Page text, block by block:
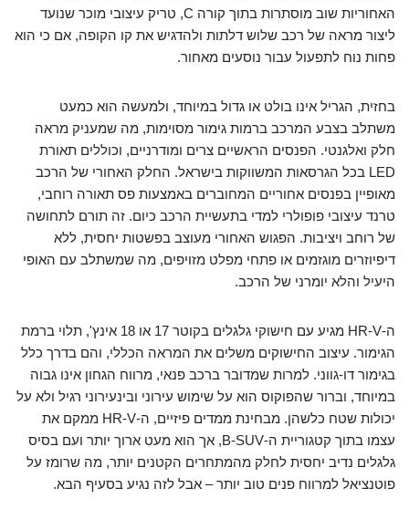
האחוריות שוב מוסתרות בתוך קורה C, טריק עיצובי מוכר שנועד
ליצור מראה של רכב שלוש דלתות ולהדגיש את קו הקופה, אם כי הוא
פחות נוח לתפעול עבור נוסעים מאחור.
בחזית, הגריל אינו בולט או גדול במיוחד, ולמעשה הוא כמעט
משתלב בצבע המרכב ברמות גימור מסוימות, מה שמעניק מראה
חלק ואלגנטי. הפנסים הראשיים צרים ומודרניים, וכוללים תאורת
LED בכל הגרסאות המשווקות בישראל. החלק האחורי של הרכב
מאופיין בפנסים אחוריים המחוברים באמצעות פס תאורה רוחבי,
טרנד עיצובי פופולרי למדי בתעשיית הרכב כיום. זה תורם לתחושה
של רוחב ויציבות. הפגוש האחורי מעוצב בפשטות יחסית, ללא
דיפיוזרים מוגזמים או פתחי מפלט מזויפים, מה שמשתלב עם האופי
היעיל והלא יומרני של הרכב.
ה-HR-V מגיע עם חישוקי גלגלים בקוטר 17 או 18 אינץ', תלוי ברמת
הגימור. עיצוב החישוקים משלים את המראה הכללי, והם בדרך כלל
בגימור דו-גווני. למרות שמדובר ברכב פנאי, מרווח הגחון אינו גבוה
במיוחד, וברור שהפוקוס הוא על שימוש עירוני ובינעירוני רגיל ולא על
יכולות שטח כלשהן. מבחינת ממדים פיזיים, ה-HR-V ממקם את
עצמו בתוך קטגוריית ה-B-SUV, אך הוא מעט ארוך יותר ועם בסיס
גלגלים נדיב יחסית לחלק מהמתחרים הקטנים יותר, מה שרומז על
פוטנציאל למרווח פנים טוב יותר – אבל לזה נגיע בסעיף הבא.